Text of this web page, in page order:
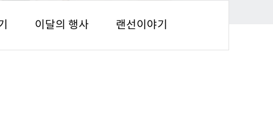
이달의 행사 랜선이야기